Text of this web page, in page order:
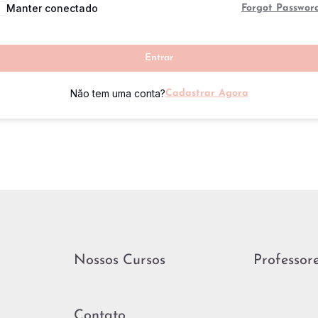
Manter conectado Forgot
Entrar
Não tem uma conta?Cadastrar Agora
Nossos Cursos